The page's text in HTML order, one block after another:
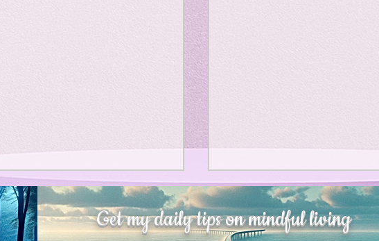
私の能力を、大幅に加速
chatGPTそれは、私をどこま
Adversity is indeed an
opportunity for growth.
Get my daily tips on mindful living